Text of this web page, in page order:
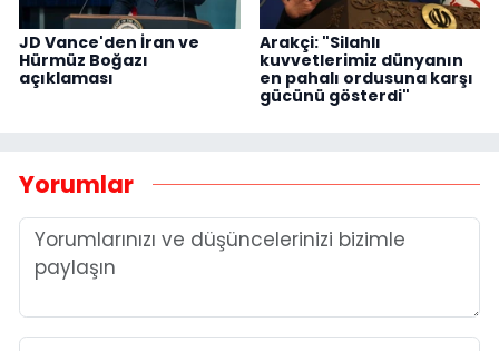
JD Vance'den İran ve
Hürmüz Boğazı
açıklaması
Arakçi: "Silahlı
kuvvetlerimiz dünyanın
en pahalı ordusuna karşı
gücünü gösterdi"
Yorumlar